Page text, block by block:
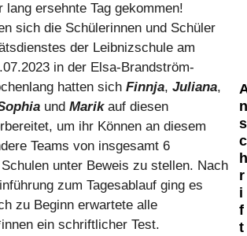
lang ersehnte Tag gekommen!
sich die Schülerinnen und Schüler
der Leibnizschule am
in der Elsa-Brandström-
hatten sichFinnja,Juliana,
undMarik auf diesen
um ihr Können an diesem
Teams von insgesamt 6
unter Beweis zu stellen. Nach
zum Tagesablauf ging es
zu Beginn erwartete alle
ein schriftlicher Test.
s
c
r
i
f
t